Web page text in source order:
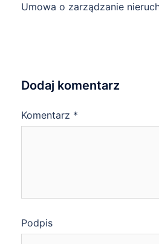
Umowa o zarządzanie
Dodaj komentarz
Komentarz *
Podpis